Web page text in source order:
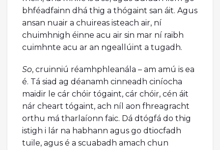
bhféadfainn dhá thig a thógaint san áit. Agus
ansan nuair a chuireas isteach air, ní
chuimhnigh éinne acu air sin mar ní raibh
cuimhnte acu ar an ngeallúint a tugadh.
So, cruinniú réamhphleanála – am amú is ea
é. Tá siad ag déanamh cinneadh ciníocha
maidir le cár chóir tógaint, cár chóir, cén áit
nár cheart tógaint, ach níl aon fhreagracht
orthu má tharlaíonn faic. Dá dtógfá do thig
istigh i lár na habhann agus go dtiocfadh
tuile, agus é a scuabadh amach chun